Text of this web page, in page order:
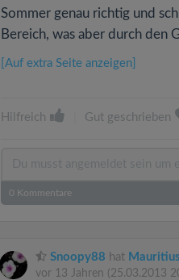
Sommer genau richtig und
Bereich, was aber durch den
[Auf extra Seite anzeigen]
Hilfreich Gut geschrieben
0 Kommentare
Snoopy88 hat
vor 13 Jahren (25.03.2013